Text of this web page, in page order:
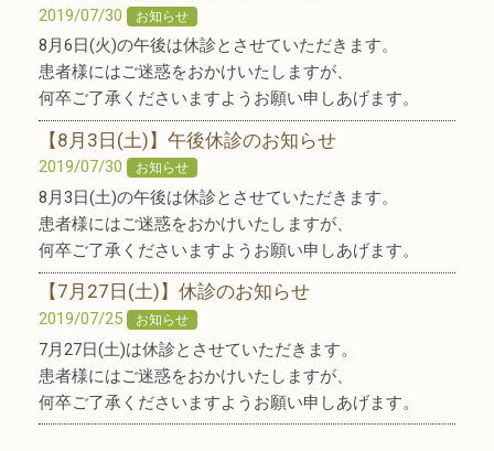
2019/07/30 お知らせ
8月6日(火)の午後は休診とさせていただきます。
患者様にはご迷惑をおかけいたしますが、
何卒ご了承くださいますようお願い申しあげます。
【8月3日(土)】午後休診のお知らせ
2019/07/30 お知らせ
8月3日(土)の午後は休診とさせていただきます。
患者様にはご迷惑をおかけいたしますが、
何卒ご了承くださいますようお願い申しあげます。
【7月27日(土)】休診のお知らせ
2019/07/25 お知らせ
7月27日(土)は休診とさせていただきます。
患者様にはご迷惑をおかけいたしますが、
何卒ご了承くださいますようお願い申しあげます。